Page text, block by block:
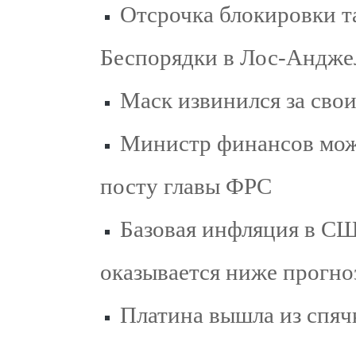
Отсрочка блокировки
Беспорядки в Лос-
Маск извинился за
Министр финансов
посту главы ФРС
Базовая инфляция в
оказывается ниже
Платина вышла из